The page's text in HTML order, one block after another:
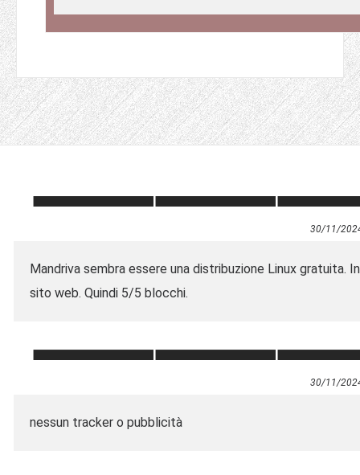
30/11/
Mandriva sembra essere una distribuzione Linux
sito web. Quindi 5/5 blocchi.
30/11/
nessun tracker o pubblicità